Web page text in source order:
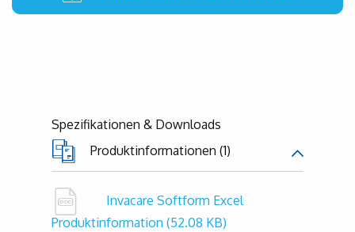
Spezifikationen & Downloads
Produktinformationen (1)
Invacare Softform Excel
Produktinformation (52.08 KB)